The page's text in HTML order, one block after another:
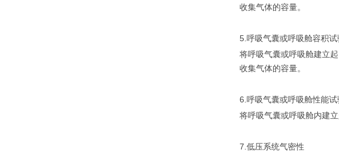
收集气体的容量。
5. 呼吸气囊或呼吸舱容积试
将呼吸气囊或呼吸舱建立起
收集气体的容量。
6. 呼吸气囊或呼吸舱性能试
将呼吸气囊或呼吸舱内建
7. 低压系统气密性